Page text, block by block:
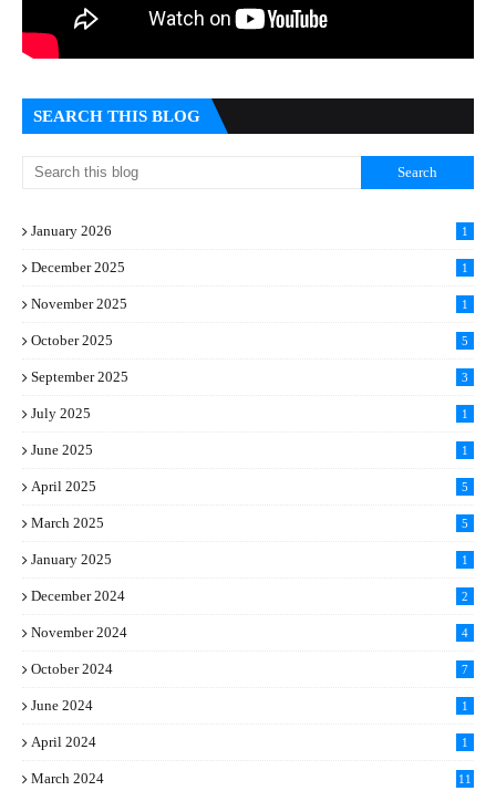
SEARCH THIS BLOG
January 2026 1
December 2025 1
November 2025 1
October 2025 5
September 2025 3
July 2025 1
June 2025 1
April 2025 5
March 2025 5
January 2025 1
December 2024 2
November 2024 4
October 2024 7
June 2024 1
April 2024 1
March 2024
11